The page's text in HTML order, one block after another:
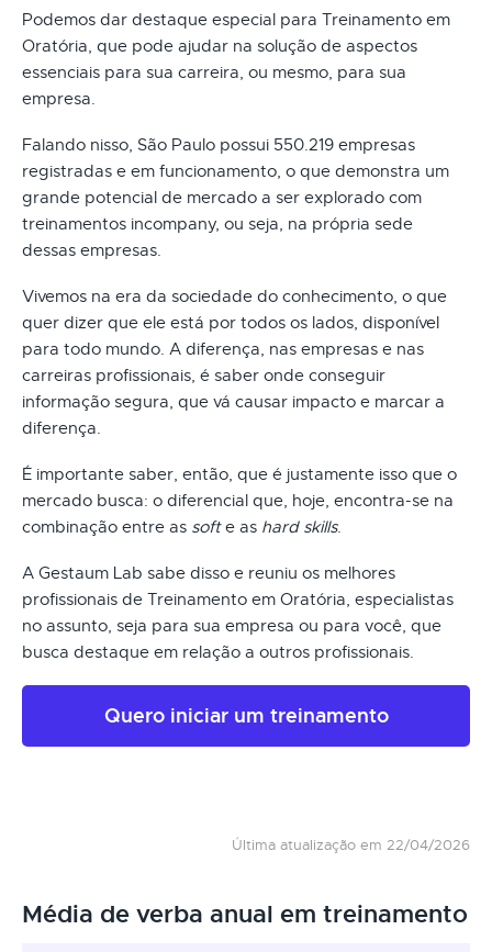
Podemos dar destaque especial para Treinamento em
Oratória, que pode ajudar na solução de aspectos
essenciais para sua carreira, ou mesmo, para sua
empresa.
Falando nisso, São Paulo possui 550.219 empresas
registradas e em funcionamento, o que demonstra um
grande potencial de mercado a ser explorado com
treinamentos incompany, ou seja, na própria sede
dessas empresas.
Vivemos na era da sociedade do conhecimento, o que
quer dizer que ele está por todos os lados, disponível
para todo mundo. A diferença, nas empresas e nas
carreiras profissionais, é saber onde conseguir
informação segura, que vá causar impacto e marcar a
diferença.
É importante saber, então, que é justamente isso que o
mercado busca: o diferencial que, hoje, encontra-se na
combinação entre as softe as hard skills.
A Gestaum Lab sabe disso e reuniu os melhores
profissionais de Treinamento em Oratória, especialistas
no assunto, seja para sua empresa ou para você, que
busca destaque em relação a outros profissionais.
Quero iniciar um treinamento
Última atualização em 22/04/2026
Média de verba anual em treinamento